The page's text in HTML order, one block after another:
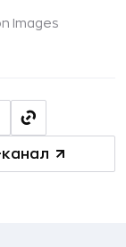
Images